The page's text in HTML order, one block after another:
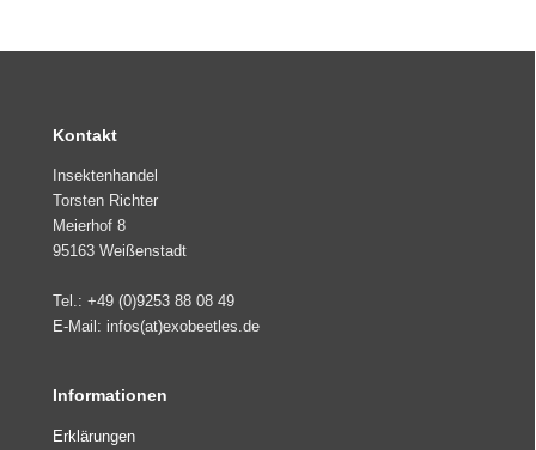
Kontakt
Insektenhandel
Torsten Richter
Meierhof 8
95163 Weißenstadt
Tel.: +49 (0)9253 88 08 49
E-Mail: infos(at)exobeetles.de
Informationen
Erklärungen